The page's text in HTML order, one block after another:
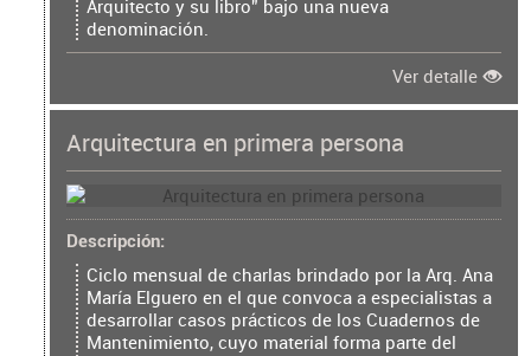
Arquitecto y su libro” bajo una nueva
denominación.
Ver detalle
Arquitectura en primera persona
Descripción
Ciclo mensual de charlas brindado por la Arq. Ana
María Elguero en el que convoca a especialistas a
desarrollar casos prácticos de los Cuadernos de
Mantenimiento, cuyo material forma parte del